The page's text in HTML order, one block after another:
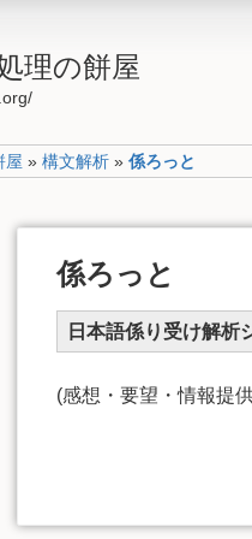
理の餅屋
屋 » 構文解析» 係ろっと
係ろっと
日本語係り受け解析
(感想・要望・情報提